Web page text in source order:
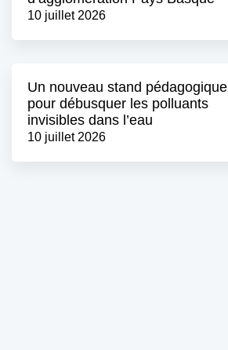
10 juillet 2026
Un nouveau stand pédagogique
pour débusquer les polluants
invisibles dans l’eau
10 juillet 2026